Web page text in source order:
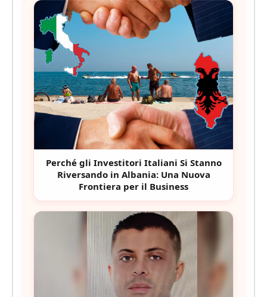
Perché gli Investitori Italiani Si Stanno
Riversando in Albania: Una Nuova
Frontiera per il Business